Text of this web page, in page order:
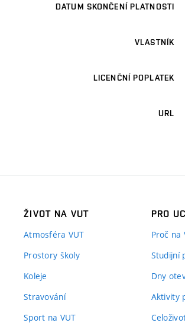
DATUM SKONČENÍ PLATNOSTI
VLASTNÍK
LICENČNÍ POPLATEK
URL
ŽIVOT NA VUT
Atmosféra VUT
Prostory školy
Koleje
Stravování
Sport na VUT
PRO
Proč na
Studijní
Dny
Aktivity